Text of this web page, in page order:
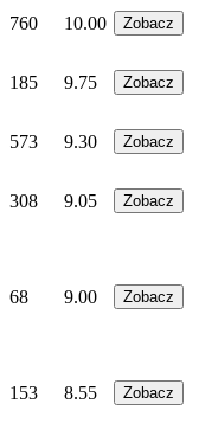
760 10.00 Zobacz
185 9.75 Zobacz
573 9.30 Zobacz
308 9.05 Zobacz
68 9.00 Zobacz
153 8.55 Zobacz